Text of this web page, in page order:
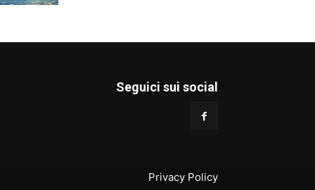
Seguici sui social
Privacy Policy